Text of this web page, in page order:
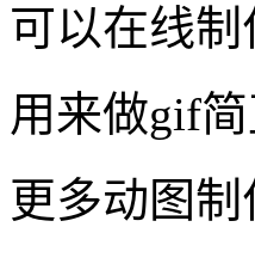
可以在线
用来做gif
更多动图制